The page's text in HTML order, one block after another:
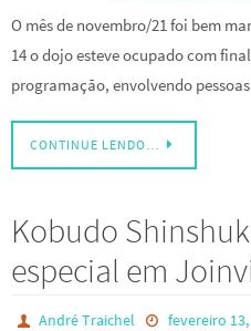
O mês de novembro/21 foi bem
14 o dojo esteve ocupado com
programação, envolvendo
CONTINUE LENDO…
Kobudo
especial em
André Traichel fevereiro 13,